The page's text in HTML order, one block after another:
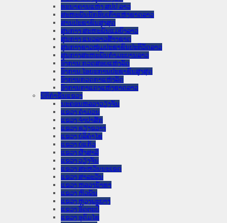
ທະນາຄານແຫ່ງ ສປປ ລາວ
ສະຫະພັນນັກຮົບເກົ່າແຫ່ງຊາດລາວ
ສານປະຊາຊົນສູງສຸດ
ສູນກາງ ສະຫະພັນແມ່ຍິງລາວ
ສູນກາງ ແນວລາວສ້າງຊາດ
ສູນກາງຊາວໜຸ່ມປະຊາຊົນປະຕິວັດລາວ
ສູນກາງສະຫະພັນກຳມະບານລາວ
ອົງການ ກວດສອບແຫ່ງລັດ
ອົງການ ໄອຍະການປະຊາຊົນສູງສຸດ
ອົງການກວດກາແຫ່ງລັດ
ອົງການກາແດງແຫ່ງຊາດລາວ
ນິຕິກໍາຂັ້ນແຂວງ
ນະ​ຄອນ​ຫລວງວຽງຈັນ
ແຂວງ ຄໍາມ່ວນ
ແຂວງ ຈໍາປາສັກ
ແຂວງ ຊຽງຂວາງ
ແຂວງ ບໍລິຄໍາໄຊ
ແຂວງ ບໍ່ແກ້ວ
ແຂວງ ຜົ້ງສາລີ
ແຂວງ ວຽງຈັນ
ແຂວງ ສະຫວັນນະເຂດ
ແຂວງ ສາລະວັນ
ແຂວງ ຫລວງນໍ້າທາ
ແຂວງ ຫົວພັນ
ແຂວງ ຫຼວງພະບາງ
ແຂວງ ອັດຕະປື
ແຂວງ ອຸດົມໄຊ